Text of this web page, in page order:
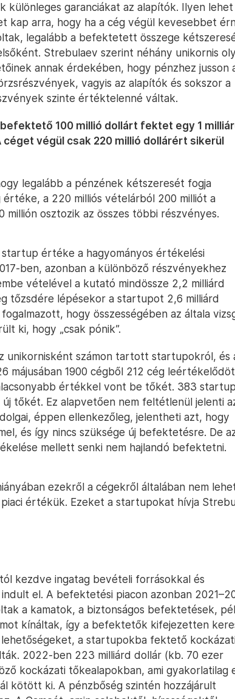
garanciákat az alapítók. Ilyen lehet
kap arra, hogy ha a cég végül kevesebbet
legalább a befektetett összege
Strebulaev szerint néhány unikornis
annak érdekében, hogy pénzhez jusson
vagyis az alapítók és sokszor a
szinte értéktelenné váltak.
100 millió dollárt fektet egy 1
végül csak 220 millió dollárért sikerül
legalább a pénzének kétszeresét fogja
a 220 milliós vételárból 200 milliót a
osztozik az összes többi részvényes.
értéke a hagyományos értékelési
ben, azonban a különböző részvényekhez
vételével a kutató mindössze 2,2 milliárd
tőzsdére lépésekor a startupot 2,6 milliárd
hogy összességében az általa
ki, hogy „csak pónik”.
unikornisként számon tartott startupokról, és
májusában 1900 cégből 212 cég
értékkel vont be tőkét. 383 startup
tőkét. Ez alapvetően nem feltétlenül jelenti
éppen ellenkezőleg, jelentheti azt, hogy
és így nincs szüksége új befektetésre. De
mellett senki nem hajlandó befektetni.
ezekről a cégekről általában nem
értékük. Ezeket a startupokat hívja
kezdve ingatag bevételi forrásokkal és
el. A befektetési piacon azonban
a kamatok, a biztonságos befektetések,
kínáltak, így a befektetők kifejezetten
a startupokba fektető
2022-ben 223 milliárd dollár (kb. 70 ezer
kockázati tőkealapokban, ami gyakorlatilag
kötött ki. A pénzbőség szintén hozzájárult